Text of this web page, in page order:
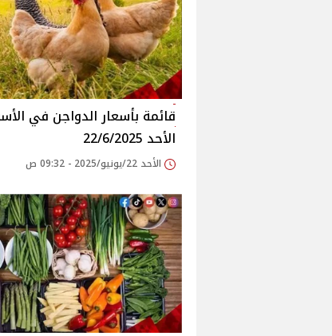
الأحد 22/6/2025
الأحد 22/يونيو/2025 - 09:32 ص